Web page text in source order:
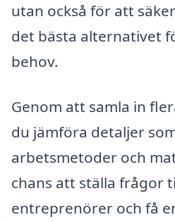
utan också för att
det bästa alternativet
behov.
Genom att samla in
du jämföra detaljer
arbetsmetoder och
chans att ställa frågor
entreprenörer och få